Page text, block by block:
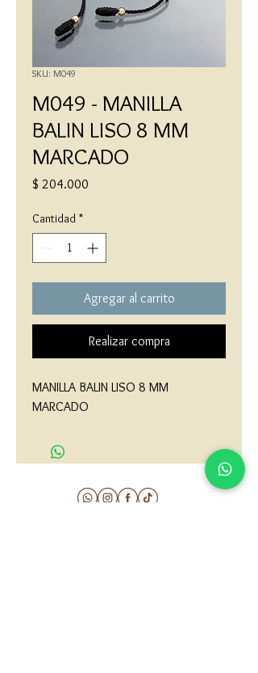
SKU: M049
M049 - MANILLA
BALIN LISO 8 MM
MARCADO
$ 204.000
Cantidad *
Agregar al carrito
Realizar compra
MANILLA BALIN LISO 8 MM
MARCADO